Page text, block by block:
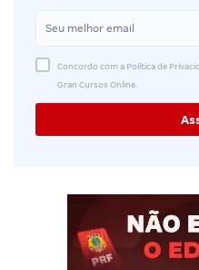
Concordo com a Política de
Gran Cursos Online.